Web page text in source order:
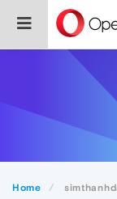
Home